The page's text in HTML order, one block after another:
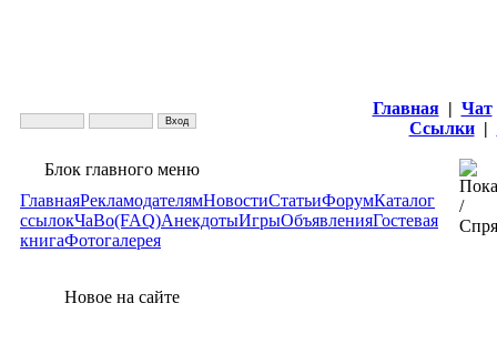
Главная | Чат
Ссылки |
Блок главного меню
ГлавнаяРекламодателямНовостиСтатьиФорумКаталог
ссылокЧаВо(FAQ)АнекдотыИгрыОбъявленияГостевая
книгаФотогалерея
Новое на сайте